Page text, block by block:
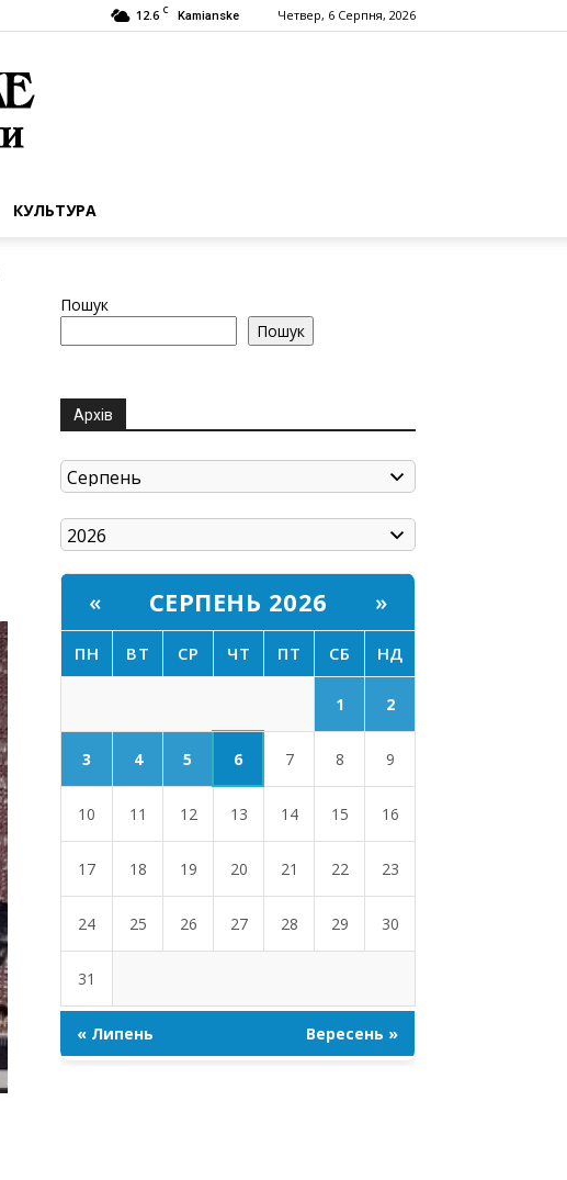
12.6 C Kamianske Четвер, 6 Серпня, 2026
КУЛЬТУРА
Пошук
Пошук
Архів
« СЕРПЕНЬ 2026 »
ПН ВТ СР ЧТ ПТ СБ НД
1 2
3 4 5 6 7 8 9
10 11 12 13 14 15 16
17 18 19 20 21 22 23
24 25 26 27 28 29 30
31
« Липень Вересень »